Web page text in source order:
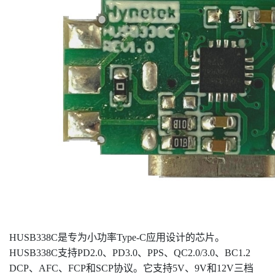
HUSB338C是专为小功率Type-C应用设计的芯片。
HUSB338C支持PD2.0、PD3.0、PPS、QC2.0/3.0、BC1.2
DCP、AFC、FCP和SCP协议。它支持5V、9V和12V三档